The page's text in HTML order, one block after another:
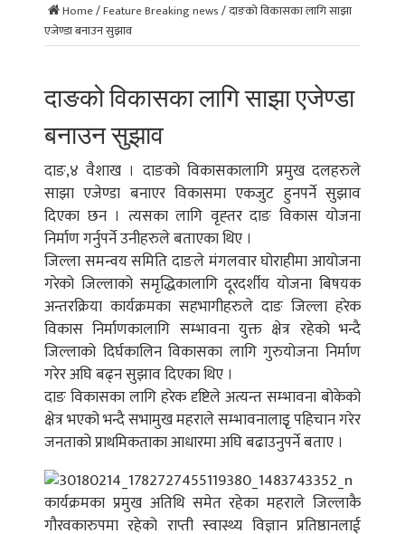
Home/Feature Breaking news/दाङको विकासका लागि साझा
एजेण्डा बनाउन सुझाव
दाङको विकासका लागि साझा एजेण्डा
बनाउन सुझाव
दाङ,४ वैशाख । दाङको विकासकालागि प्रमुख दलहरुले
साझा एजेण्डा बनाएर विकासमा एकजुट हुनपर्ने सुझाव
दिएका छन । त्यसका लागि वृह्तर दाङ विकास योजना
निर्माण गर्नुपर्ने उनीहरुले बताएका थिए ।
जिल्ला समन्वय समिति दाङले मंगलवार घोराहीमा आयोजना
गरेको जिल्लाको समृद्धिकालागि दूरदर्शीय योजना बिषयक
अन्तरक्रिया कार्यक्रमका सहभागीहरुले दाङ जिल्ला हरेक
विकास निर्माणकालागि सम्भावना युक्त क्षेत्र रहेको भन्दै
जिल्लाको दिर्घकालिन विकासका लागि गुरुयोजना निर्माण
गरेर अघि बढ्न सुझाव दिएका थिए ।
दाङ विकासका लागि हरेक दृष्टिले अत्यन्त सम्भावना बोकेको
क्षेत्र भएको भन्दै सभामुख महराले सम्भावनालाइृ पहिचान गरेर
जनताको प्राथमिकताका आधारमा अघि बढाउनुपर्ने बताए ।
कार्यक्रमका प्रमुख अतिथि समेत रहेका महराले जिल्लाकै
गौरवकारुपमा रहेको राप्ती स्वास्थ्य विज्ञान प्रतिष्ठानलाई